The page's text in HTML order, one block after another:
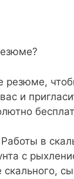
резюме,
и
в
с